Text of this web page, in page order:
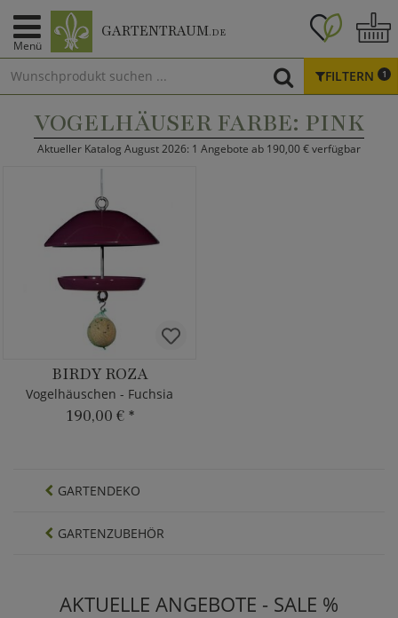
Menü
GARTENTRAUM.DE
FILTERN 1
VOGELHÄUSER FARBE: PINK
Aktueller Katalog August 2026: 1 Angebote ab 190,00 € verfügbar
BIRDY ROZA
Vogelhäuschen - Fuchsia
190,00 € *
GARTENDEKO
GARTENZUBEHÖR
AKTUELLE ANGEBOTE - SALE %